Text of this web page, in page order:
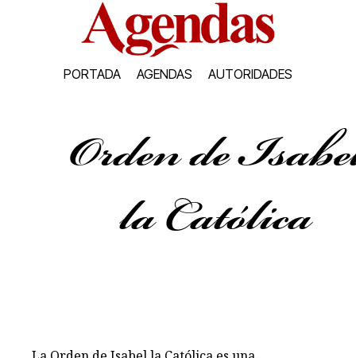
PORTADA AGENDAS AUTORIDADES
Orden de
la Católica